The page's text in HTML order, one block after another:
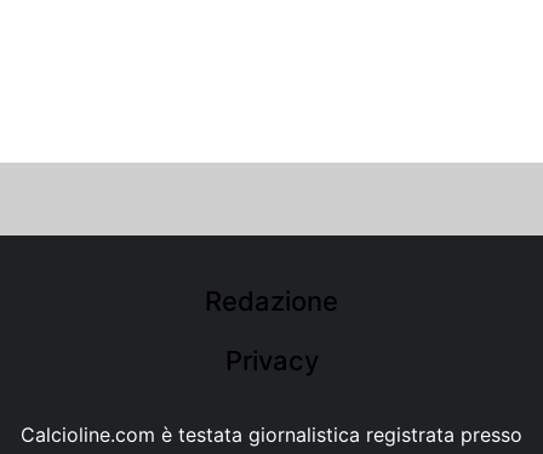
Redazione
Privacy
Calcioline.com è testata giornalistica registrata presso